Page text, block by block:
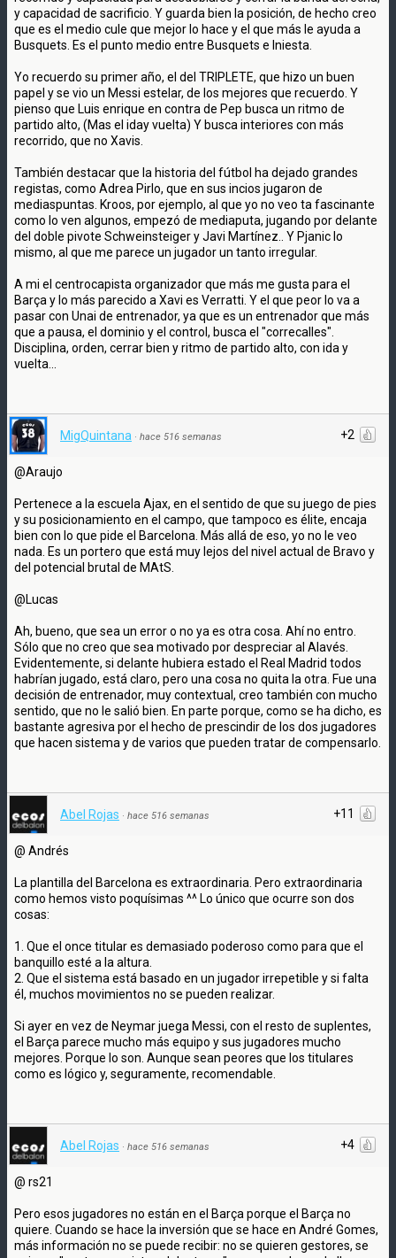
y capacidad de sacrificio. Y guarda bien la posición, de hecho creo
que es el medio cule que mejor lo hace y el que más le ayuda a
Busquets. Es el punto medio entre Busquets e Iniesta.
Yo recuerdo su primer año, el del TRIPLETE, que hizo un buen
papel y se vio un Messi estelar, de los mejores que recuerdo. Y
pienso que Luis enrique en contra de Pep busca un ritmo de
partido alto, (Mas el iday vuelta) Y busca interiores con más
recorrido, que no Xavis.
También destacar que la historia del fútbol ha dejado grandes
registas, como Adrea Pirlo, que en sus incios jugaron de
mediaspuntas. Kroos, por ejemplo, al que yo no veo ta fascinante
como lo ven algunos, empezó de mediaputa, jugando por delante
del doble pivote Schweinsteiger y Javi Martínez.. Y Pjanic lo
mismo, al que me parece un jugador un tanto irregular.
A mi el centrocapista organizador que más me gusta para el
Barça y lo más parecido a Xavi es Verratti. Y el que peor lo va a
pasar con Unai de entrenador, ya que es un entrenador que más
que a pausa, el dominio y el control, busca el "correcalles".
Disciplina, orden, cerrar bien y ritmo de partido alto, con ida y
vuelta...
+2
MigQuintana · hace 516 semanas
@Araujo
Pertenece a la escuela Ajax, en el sentido de que su juego de pies
y su posicionamiento en el campo, que tampoco es élite, encaja
bien con lo que pide el Barcelona. Más allá de eso, yo no le veo
nada. Es un portero que está muy lejos del nivel actual de Bravo y
del potencial brutal de MAtS.
@Lucas
Ah, bueno, que sea un error o no ya es otra cosa. Ahí no entro.
Sólo que no creo que sea motivado por despreciar al Alavés.
Evidentemente, si delante hubiera estado el Real Madrid todos
habrían jugado, está claro, pero una cosa no quita la otra. Fue una
decisión de entrenador, muy contextual, creo también con mucho
sentido, que no le salió bien. En parte porque, como se ha dicho, es
bastante agresiva por el hecho de prescindir de los dos jugadores
que hacen sistema y de varios que pueden tratar de compensarlo.
+11
Abel Rojas · hace 516 semanas
@ Andrés
La plantilla del Barcelona es extraordinaria. Pero extraordinaria
como hemos visto poquísimas ^^ Lo único que ocurre son dos
cosas:
1. Que el once titular es demasiado poderoso como para que el
banquillo esté a la altura.
2. Que el sistema está basado en un jugador irrepetible y si falta
él, muchos movimientos no se pueden realizar.
Si ayer en vez de Neymar juega Messi, con el resto de suplentes,
el Barça parece mucho más equipo y sus jugadores mucho
mejores. Porque lo son. Aunque sean peores que los titulares
como es lógico y, seguramente, recomendable.
+4
Abel Rojas · hace 516 semanas
@ rs21
Pero esos jugadores no están en el Barça porque el Barça no
quiere. Cuando se hace la inversión que se hace en André Gomes,
más información no se puede recibir: no se quieren gestores, se